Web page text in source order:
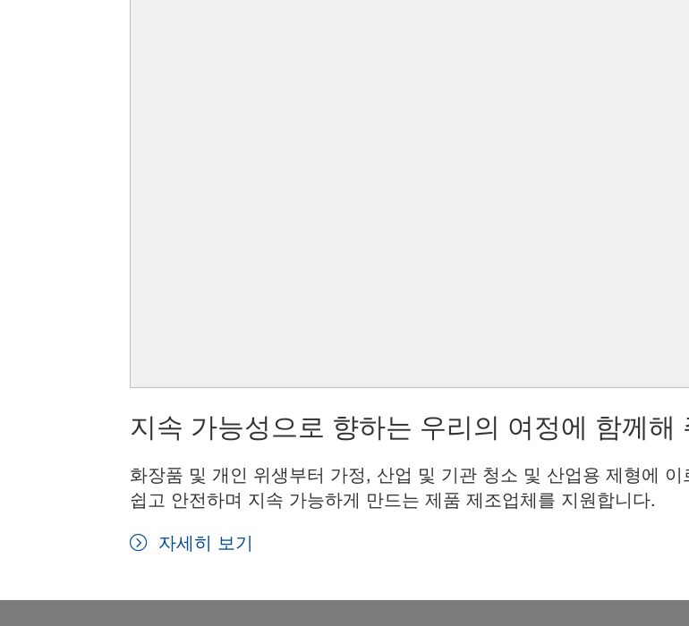
지속 가능성으로 향하는 우리의 여정에 함께해
화장품 및 개인 위생부터 가정, 산업 및 기관 청소 및 산업용 제형에
쉽고 안전하며 지속 가능하게 만드는 제품 제조업체를 지원합니다.
자세히 보기